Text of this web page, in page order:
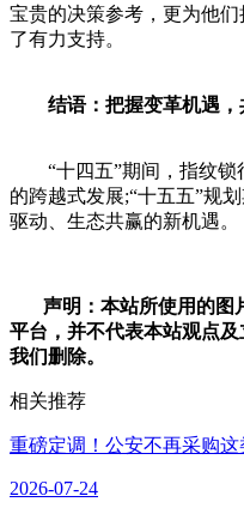
宝贵的决策参考，更为他
了有力支持。
结语：把握变革机遇
“十四五”期间，指纹锁
的跨越式发展;“十五五”规
驱动、生态共赢的新机遇。
声明：本站所使用的图
平台，并不代表本站观点
我们删除。
相关推荐
重磅定调！公安不再采购这
2026-07-24